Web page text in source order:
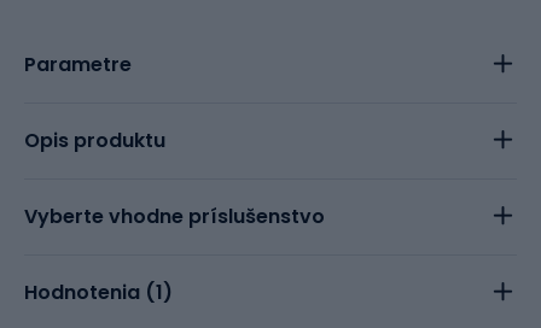
Parametre
Opis produktu
Vyberte vhodne príslušenstvo
Hodnotenia (1)